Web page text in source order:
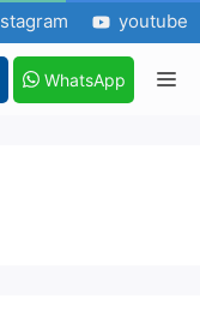
youtube
WhatsApp